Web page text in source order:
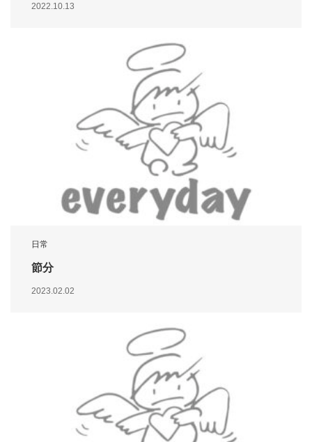
2022.10.13
日常
節分
2023.02.02